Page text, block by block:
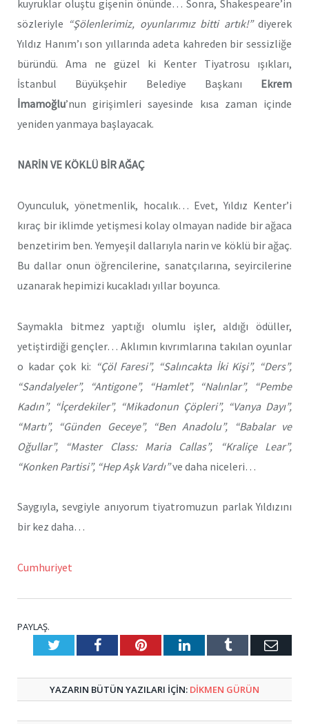
kuyruklar oluştu gişenin önünde… Sonra, Shakespeare’in
sözleriyle “Şölenlerimiz, oyunlarımız bitti artık!”diyerek
Yıldız Hanım’ı son yıllarında adeta kahreden bir sessizliğe
büründü. Ama ne güzel ki Kenter Tiyatrosu ışıkları,
İstanbul Büyükşehir Belediye Başkanı Ekrem
İmamoğlu’nun girişimleri sayesinde kısa zaman içinde
yeniden yanmaya başlayacak.
NARİN VE KÖKLÜ BİR AĞAÇ
Oyunculuk, yönetmenlik, hocalık… Evet, Yıldız Kenter’i
kıraç bir iklimde yetişmesi kolay olmayan nadide bir ağaca
benzetirim ben. Yemyeşil dallarıyla narin ve köklü bir ağaç.
Bu dallar onun öğrencilerine, sanatçılarına, seyircilerine
uzanarak hepimizi kucakladı yıllar boyunca.
Saymakla bitmez yaptığı olumlu işler, aldığı ödüller,
yetiştirdiği gençler… Aklımın kıvrımlarına takılan oyunlar
o kadar çok ki: “Çöl Faresi”, “Salıncakta İki Kişi”, “Ders”,
“Sandalyeler”, “Antigone”, “Hamlet”, “Nalınlar”, “Pembe
Kadın”, “İçerdekiler”, “Mikadonun Çöpleri”, “Vanya Dayı”,
“Martı”, “Günden Geceye”, “Ben Anadolu”, “Babalar ve
Oğullar”, “Master Class: Maria Callas”, “Kraliçe Lear”,
“Konken Partisi”, “Hep Aşk Vardı”ve daha niceleri…
Saygıyla, sevgiyle anıyorum tiyatromuzun parlak Yıldızını
bir kez daha…
Cumhuriyet
PAYLAŞ.
TwitterFacebookPinterestLinkedInTumblr E-
YAZARIN BÜTÜN YAZILARI IÇIN: DIKMEN GÜRÜN